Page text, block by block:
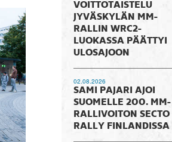
VOITTOTAISTELU
JYVÄSKYLÄN MM-
RALLIN WRC2-
LUOKASSA PÄÄTTYI
ULOSAJOON
02.08.2026
SAMI PAJARI AJOI
SUOMELLE 200. MM-
RALLIVOITON SECTO
RALLY FINLANDISSA